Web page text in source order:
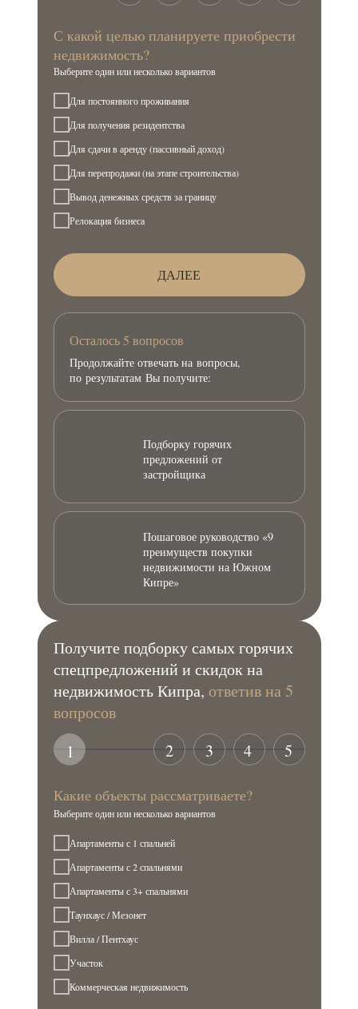
С какой целью планируете приобрести
недвижимость?
Выберите один или несколько вариантов
Осталось 5 вопросов
Продолжайте отвечать на вопросы,
по результатам Вы получите:
Подборку горячих
предложений от
застройщика
Пошаговое руководство «9
преимуществ покупки
недвижимости на Южном
Кипре»
Для постоянного проживания
Для получения резидентства
Для сдачи в аренду (пассивный доход)
Для перепродажи (на этапе строительства)
Вывод денежных средств за границу
Релокация бизнеса
ДАЛЕЕ
Выберите один или несколько вариантов
Получите подборку самых горячих
спецпредложений и скидок на
недвижимость Кипра, ответив на 5
вопросов
Какие объекты рассматриваете?
Апартаменты с 1 спальней
Апартаменты с 2 спальнями
Апартаменты с 3+ спальнями
Таунхаус / Мезонет
Вилла / Пентхаус
Участок
Коммерческая недвижимость
1 2 3 4 5